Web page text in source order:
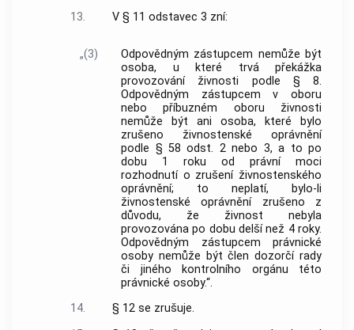
13.
V § 11 odstavec 3 zní:
„(3)
Odpovědným zástupcem nemůže být
osoba, u které trvá překážka
provozování živnosti podle § 8.
Odpovědným zástupcem v oboru
nebo příbuzném oboru živnosti
nemůže být ani osoba, které bylo
zrušeno živnostenské oprávnění
podle § 58 odst. 2 nebo 3, a to po
dobu 1 roku od právní moci
rozhodnutí o zrušení živnostenského
oprávnění; to neplatí, bylo-li
živnostenské oprávnění zrušeno z
důvodu, že živnost nebyla
provozována po dobu delší než 4 roky.
Odpovědným zástupcem právnické
osoby nemůže být člen dozorčí rady
či jiného kontrolního orgánu této
právnické osoby.“.
14.
§ 12 se zrušuje.